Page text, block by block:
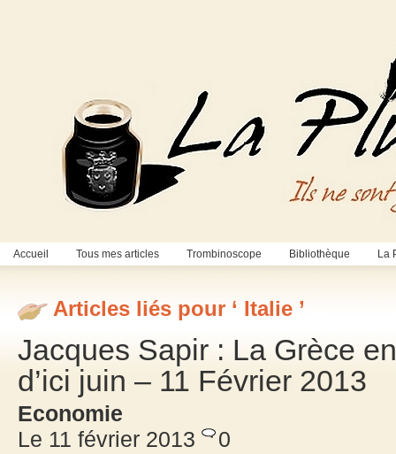
Accueil Tous mes articles Trombinoscope Bibliothèque La
Articles liés pour ‘ Italie ’
Jacques Sapir : La Grèce
d’ici juin – 11 Février 2013
Economie
Le 11 février 2013
0